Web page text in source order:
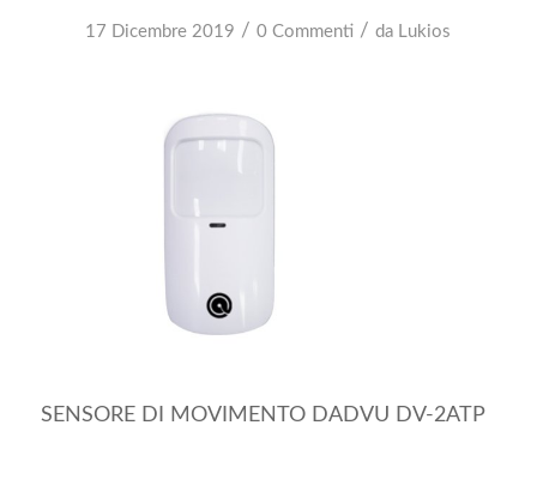
17 Dicembre 2019 / 0 Commenti / da Lukios
SENSORE DI MOVIMENTO DADVU DV-2ATP